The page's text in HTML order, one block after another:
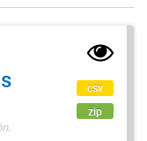
csv
zip